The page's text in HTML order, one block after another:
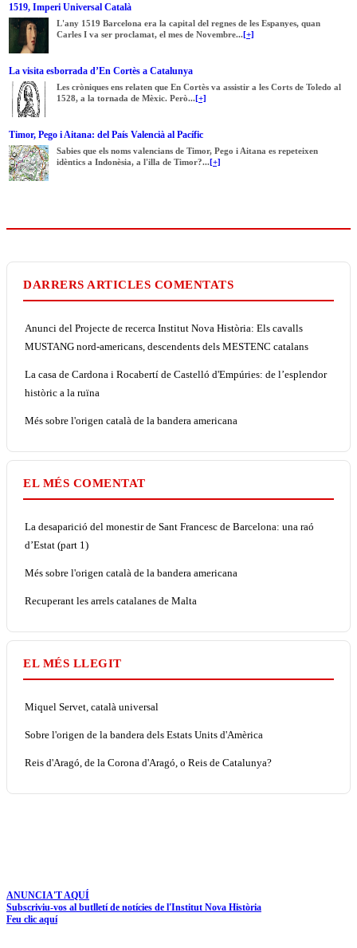
1519, Imperi Universal Català
L'any 1519 Barcelona era la capital del regnes de les Espanyes, quan
Carles I va ser proclamat, el mes de Novembre...[+]
La visita esborrada d’En Cortès a Catalunya
Les cròniques ens relaten que En Cortès va assistir a les Corts de Toledo al
1528, a la tornada de Mèxic. Però...[+]
Timor, Pego i Aitana: del País Valencià al Pacífic
Sabies que els noms valencians de Timor, Pego i Aitana es repeteixen
idèntics a Indonèsia, a l'illa de Timor?...[+]
DARRERS ARTICLES COMENTATS
Anunci del Projecte de recerca Institut Nova Història: Els cavalls
MUSTANG nord-americans, descendents dels MESTENC catalans
La casa de Cardona i Rocabertí de Castelló d'Empúries: de l’esplendor
històric a la ruïna
Més sobre l'origen català de la bandera americana
EL MÉS COMENTAT
La desaparició del monestir de Sant Francesc de Barcelona: una raó
d’Estat (part 1)
Més sobre l'origen català de la bandera americana
Recuperant les arrels catalanes de Malta
EL MÉS LLEGIT
Miquel Servet, català universal
Sobre l'origen de la bandera dels Estats Units d'Amèrica
Reis d'Aragó, de la Corona d'Aragó, o Reis de Catalunya?
ANUNCIA'T AQUÍ
Subscriviu-vos al butlletí de notícies de l'Institut Nova Història
Feu clic aquí